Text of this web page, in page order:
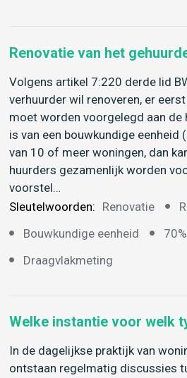
Renovatie van het
Volgens artikel 7:220 derde lid
verhuurder wil renoveren, er
moet worden voorgelegd aan de
is van een bouwkundige eenheid
van 10 of meer woningen, dan
huurders gezamenlijk worden
voorstel…
Sleutelwoorden: Renovatie
Bouwkundige eenheid
Draagvlakmeting
Welke instantie voor welk
In de dagelijkse praktijk van
ontstaan regelmatig discussies